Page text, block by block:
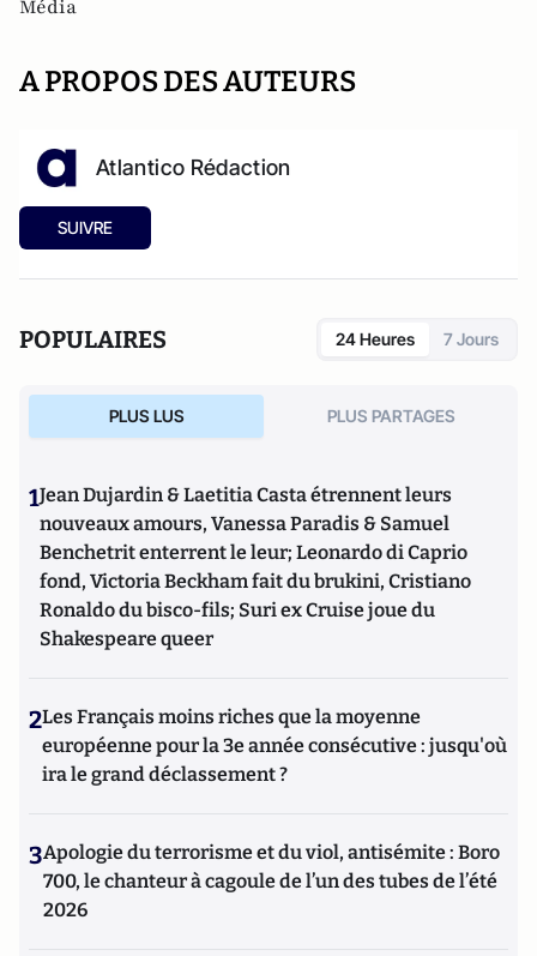
Média
A PROPOS DES AUTEURS
Atlantico Rédaction
SUIVRE
POPULAIRES 24 Heures 7 Jours
PLUS LUS PLUS PARTAGES
1Jean Dujardin & Laetitia Casta étrennent leurs
nouveaux amours, Vanessa Paradis & Samuel
Benchetrit enterrent le leur; Leonardo di Caprio
fond, Victoria Beckham fait du brukini, Cristiano
Ronaldo du bisco-fils; Suri ex Cruise joue du
Shakespeare queer
2Les Français moins riches que la moyenne
européenne pour la 3e année consécutive : jusqu'où
ira le grand déclassement ?
3Apologie du terrorisme et du viol, antisémite : Boro
700, le chanteur à cagoule de l’un des tubes de l’été
2026